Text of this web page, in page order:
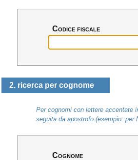
Codice fiscale
2. ricerca per cognome
Per cognomi con lettere accentate
seguita da apostrofo (esempio: per
Cognome